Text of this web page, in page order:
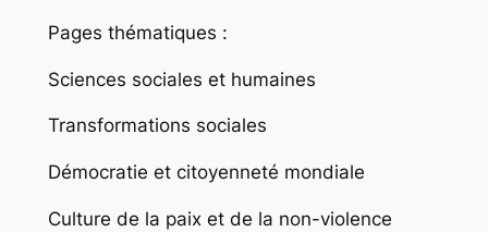
Pages thématiques :
Sciences sociales et humaines
Transformations sociales
Démocratie et citoyenneté mondiale
Culture de la paix et de la non-violence